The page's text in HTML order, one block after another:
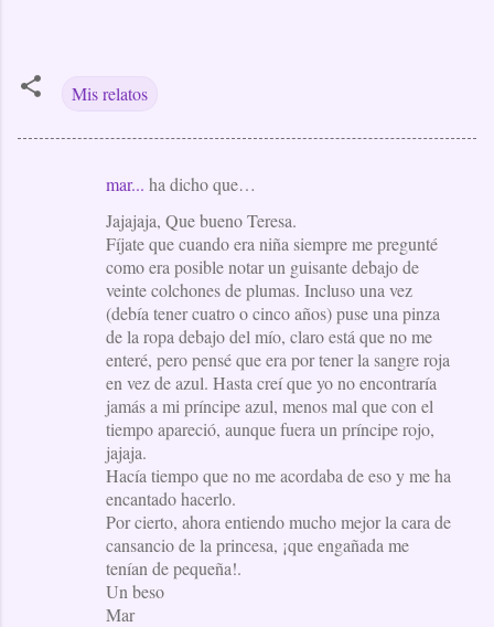
Mis relatos
mar... ha dicho que…
Jajajaja, Que bueno Teresa.
Fíjate que cuando era niña siempre me pregunté
como era posible notar un guisante debajo de
veinte colchones de plumas. Incluso una vez
(debía tener cuatro o cinco años) puse una pinza
de la ropa debajo del mío, claro está que no me
enteré, pero pensé que era por tener la sangre roja
en vez de azul. Hasta creí que yo no encontraría
jamás a mi príncipe azul, menos mal que con el
tiempo apareció, aunque fuera un príncipe rojo,
jajaja.
Hacía tiempo que no me acordaba de eso y me ha
encantado hacerlo.
Por cierto, ahora entiendo mucho mejor la cara de
cansancio de la princesa, ¡que engañada me
tenían de pequeña!.
Un beso
Mar